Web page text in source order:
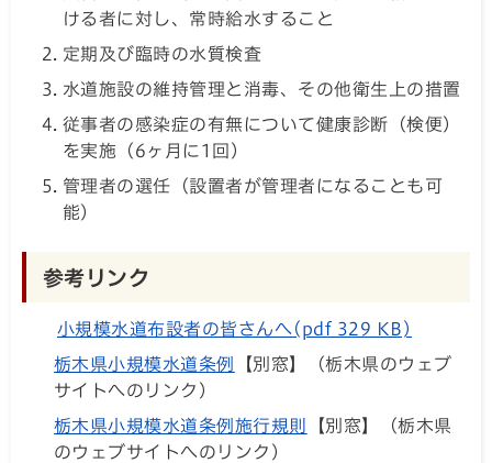
ける者に対し、常時給水すること
定期及び臨時の水質検査
水道施設の維持管理と消毒、その他衛生上の措置
従事者の感染症の有無について健康診断（検便）
を実施（6ヶ月に1回）
管理者の選任（設置者が管理者になることも可
能）
参考リンク
小規模水道布設者の皆さんへ(pdf 329 KB)
栃木県小規模水道条例
【別窓】（栃木県のウェブ
サイトへのリンク）
栃木県小規模水道条例施行規則
【別窓】（栃木県
のウェブサイトへのリンク）